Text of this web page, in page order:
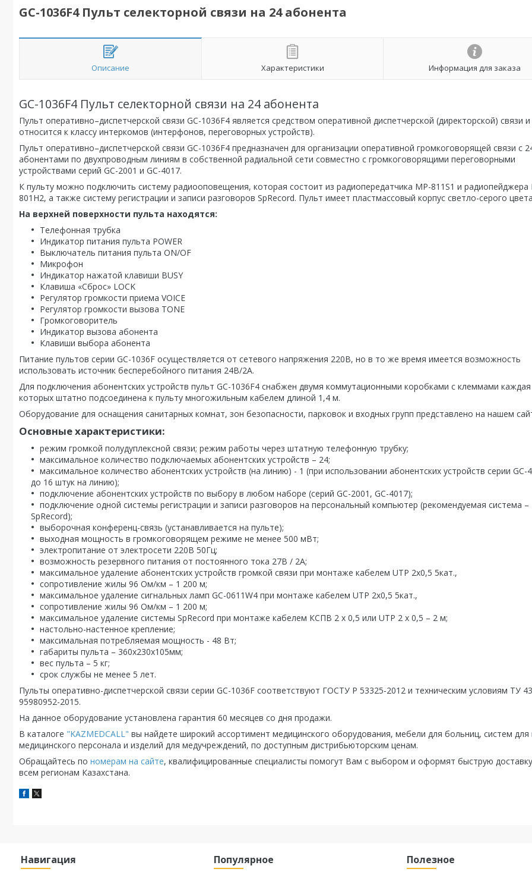
GC-1036F4 Пульт селекторной связи на 24 абонента
Описание Характеристики Информация для заказа
GC-1036F4 Пульт селекторной связи на 24 абонента
Пульт оперативно–диспетчерской связи GC-1036F4 является средством оперативной диспетчерской (директорской) связи и
относится к классу интеркомов (интерфонов, переговорных устройств).
Пульт оперативно–диспетчерской связи GC-1036F4 предназначен для организации оперативной громкоговорящей связи с
абонентами по двухпроводным линиям в собственной радиальной сети совместно с громкоговорящими переговорными
устройствами серий GC-2001 и GC-4017.
К пульту можно подключить систему радиооповещения, которая состоит из радиопередатчика MP-811S1 и радиопейджера
801H2, а также систему регистрации и записи разговоров SpRecord. Пульт имеет пластмассовый корпус светло-серого
На верхней поверхности пульта находятся:
Телефонная трубка
Индикатор питания пульта POWER
Выключатель питания пульта ON/OF
Микрофон
Индикатор нажатой клавиши BUSY
Клавиша «Сброс» LOCK
Регулятор громкости приема VOICE
Регулятор громкости вызова TONE
Громкоговоритель
Индикатор вызова абонента
Клавиши выбора абонента
Питание пультов серии GC-1036F осуществляется от сетевого напряжения 220В, но в то же время имеется возможность
использовать источник бесперебойного питания 24В/2А.
Для подключения абонентских устройств пульт GC-1036F4 снабжен двумя коммутационными коробками с клеммами каждая
которых штатно подсоединена к пульту многожильным кабелем длиной 1,4 м.
Оборудование для оснащения санитарных комнат, зон безопасности, парковок и входных групп представлено на нашем
Основные характеристики:
режим громкой полудуплексной связи; режим работы через штатную телефонную трубку;
максимальное количество подключаемых абонентских устройств – 24;
максимальное количество абонентских устройств (на линию) - 1 (при использовании абонентских устройств серии GC-
до 16 штук на линию);
подключение абонентских устройств по выбору в любом наборе (серий GC-2001, GC-4017);
подключение одной системы регистрации и записи разговоров на персональный компьютер (рекомендуемая система –
SpRecord);
выборочная конференц-связь (устанавливается на пульте);
выходная мощность в громкоговорящем режиме не менее 500 мВт;
электропитание от электросети 220В 50Гц;
возможность резервного питания от постоянного тока 27В / 2А;
максимальное удаление абонентских устройств громкой связи при монтаже кабелем UTP 2х0,5 5кат.,
сопротивление жилы 96 Ом/км – 1 200 м;
максимальное удаление сигнальных ламп GC-0611W4 при монтаже кабелем UTP 2х0,5 5кат.,
сопротивление жилы 96 Ом/км – 1 200 м;
максимальное удаление системы SpRecord при монтаже кабелем КСПВ 2 х 0,5 или UTP 2 х 0,5 – 2 м;
настольно-настенное крепление;
максимальная потребляемая мощность - 48 Вт;
габариты пульта – 360х230х105мм;
вес пульта – 5 кг;
срок службы не менее 5 лет.
Пульты оперативно-диспетчерской связи серии GC-1036F соответствуют ГОСТУ Р 53325-2012 и техническим условиям ТУ
95980952-2015.
На данное оборудование установлена гарантия 60 месяцев со дня продажи.
В каталоге "KAZMEDCALL" вы найдете широкий ассортимент медицинского оборудования, мебели для больниц, систем для
медицинского персонала и изделий для медучреждений, по доступным дистрибьюторским ценам.
Обращайтесь по номерам на сайте, квалифицированные специалисты помогут Вам с выбором и оформят быструю
всем регионам Казахстана.
Навигация Популярное Полезное